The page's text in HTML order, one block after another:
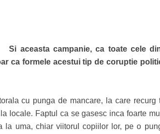
Si aceasta campanie, ca toate cele
ca formele acestui tip de coruptie
cu punga de mancare, la care recurg
locale. Faptul ca se gasesc inca foarte
la uma, chiar viitorul copiilor lor, pe o